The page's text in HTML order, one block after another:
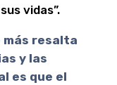
vidas”.
más resalta
y las
es que el